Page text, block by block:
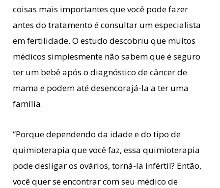
coisas mais importantes que você pode fazer
antes do tratamento é consultar um especialista
em fertilidade. O estudo descobriu que muitos
médicos simplesmente não sabem que é seguro
ter um bebê após o diagnóstico de câncer de
mama e podem até desencorajá-la a ter uma
família.
“Porque dependendo da idade e do tipo de
quimioterapia que você faz, essa quimioterapia
pode desligar os ovários, torná-la infértil? Então,
você quer se encontrar com seu médico de